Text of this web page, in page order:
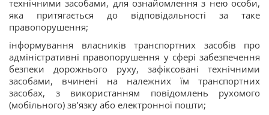
технічними засобами, для ознайомлення з нею особи,
яка притягається до відповідальності за таке
правопорушення;
інформування власників транспортних засобів про
адміністративні правопорушення у сфері забезпечення
безпеки дорожнього руху, зафіксовані технічними
засобами, вчинені на належних їм транспортних
засобах, з використанням повідомлень рухомого
(мобільного) зв’язку або електронної пошти;